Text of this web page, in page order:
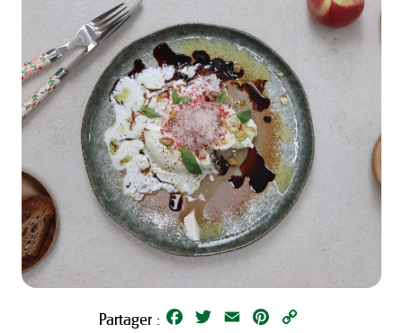
Partager : Facebook
Twitter Email Pinterest